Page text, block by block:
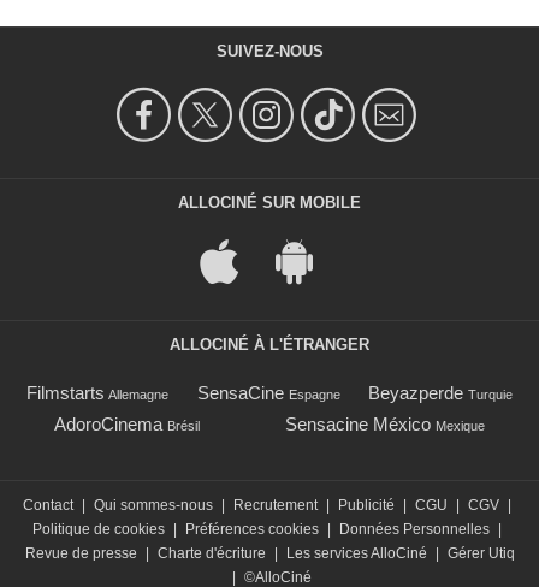
SUIVEZ-NOUS
ALLOCINÉ SUR MOBILE
ALLOCINÉ À L'ÉTRANGER
Filmstarts Allemagne SensaCine Espagne Beyazperde Turquie
AdoroCinema Brésil Sensacine México Mexique
Contact | Qui sommes-nous | Recrutement | Publicité | CGU | CGV |
Politique de cookies | Préférences cookies | Données Personnelles |
Revue de presse
| Charte d'écriture | Les services AlloCiné | Gérer Utiq
| ©AlloCiné